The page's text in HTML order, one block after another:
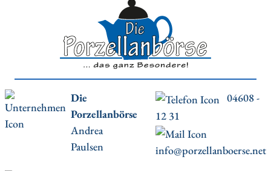
Die
Porzellanbörse
Andrea
Paulsen
04608 -
12 31
info@porzellanboerse.net